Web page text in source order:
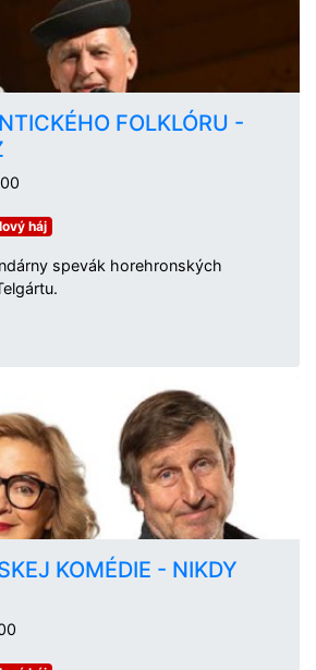
FOLKLÓRU -
háj
spevák horehronských
KOMÉDIE - NIKDY